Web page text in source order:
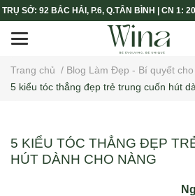
TRỤ SỞ: 92 BẮC HẢI, P.6, Q.TÂN BÌNH | CN 1:
Trang chủ / Blog Làm Đẹp - Bí quyết
5 kiểu tóc thẳng đẹp trẻ trung cuốn hút
5 KIỂU TÓC THẲNG ĐẸP
HÚT DÀNH CHO NÀNG